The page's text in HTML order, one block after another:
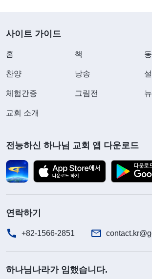
사이트 가이드
홈 책
찬양 낭송
체험간증 그림전
교회 소개
전능하신 하나님 교회 앱 다운로드
연락하기
+82-1566-2851
하나님나라가 임했습니다.